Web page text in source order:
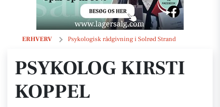
ERHVERV Psykologisk rådgivning i Solrød Strand
Psykolog Kirsti Koppel
PSYKOLOG KIRSTI
KOPPEL